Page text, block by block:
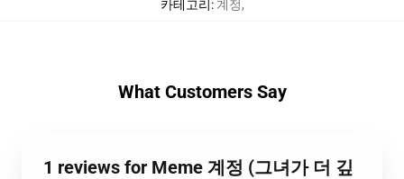
카테고리 : 계정,
What Customers Say
1 reviews for Meme 계정 (그녀가 더 깊